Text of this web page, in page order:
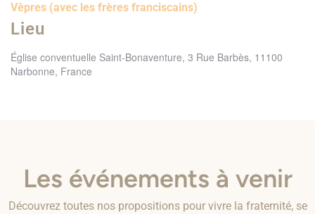
Vêpres (avec les frères franciscains)
Lieu
Église conventuelle Saint-Bonaventure, 3 Rue Barbès, 11100
Narbonne, France
Les événements à venir
Découvrez toutes nos propositions pour vivre la fraternité, se